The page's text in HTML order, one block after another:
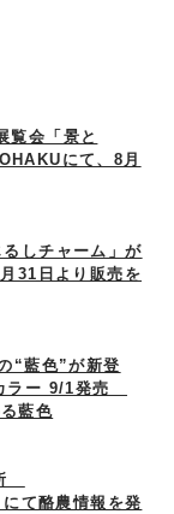
覧会「景と
にて、8月
しチャーム」が
31日より販売を
“藍色”が新登
ラー 9/1発売
藍色
て酪農情報を発